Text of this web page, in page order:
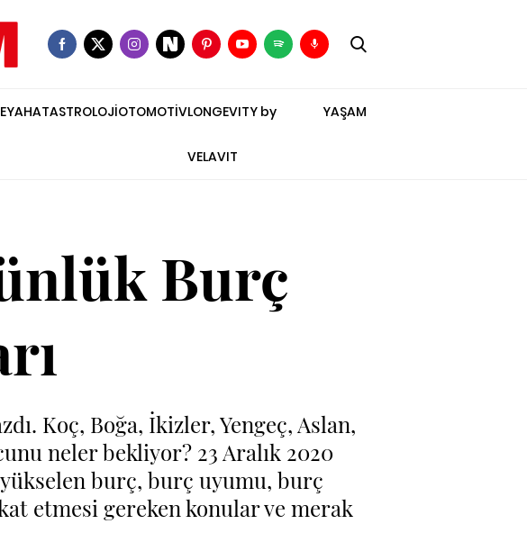
ASTROLOJİOTOMOTİVLONGEVITY by
VELAVIT
YAŞAM
Burç
Koç, Boğa, İkizler, Yengeç, Aslan,
neler bekliyor? 23 Aralık 2020
burç, burç uyumu, burç
etmesi gereken konular ve merak